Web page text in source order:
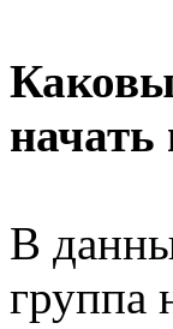
В
группа